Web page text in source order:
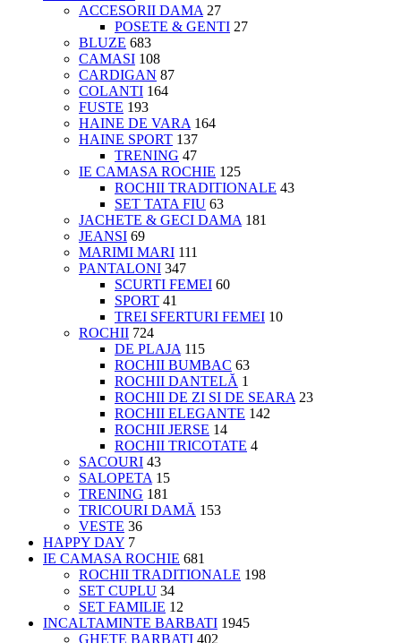
ACCESORII DAMA 27
POSETE & GENTI 27
BLUZE 683
CAMASI 108
CARDIGAN 87
COLANTI 164
FUSTE 193
HAINE DE VARA 164
HAINE SPORT 137
TRENING 47
IE CAMASA ROCHIE 125
ROCHII TRADITIONALE 43
SET TATA FIU 63
JACHETE & GECI DAMA 181
JEANSI 69
MARIMI MARI 111
PANTALONI 347
SCURTI FEMEI 60
SPORT 41
TREI SFERTURI FEMEI 10
ROCHII 724
DE PLAJA 115
ROCHII BUMBAC 63
ROCHII DANTELĂ 1
ROCHII DE ZI SI DE SEARA 23
ROCHII ELEGANTE 142
ROCHII JERSE 14
ROCHII TRICOTATE 4
SACOURI 43
SALOPETA 15
TRENING 181
TRICOURI DAMĂ 153
VESTE 36
HAPPY DAY 7
IE CAMASA ROCHIE 681
ROCHII TRADITIONALE 198
SET CUPLU 34
SET FAMILIE 12
INCALTAMINTE BARBATI 1945
GHETE BARBATI 402